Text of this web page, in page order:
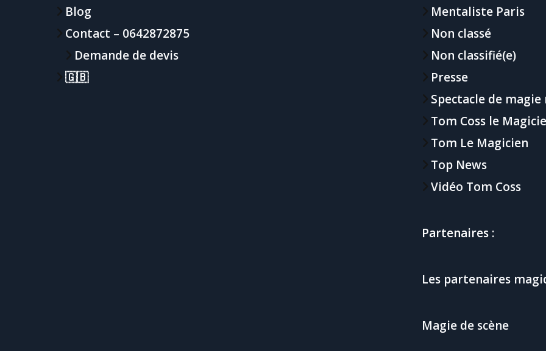
Blog
Contact – 0642872875
Demande de devis
🇬🇧
Mentaliste Paris
Non classé
Non classifié(e)
Presse
Spectacle de
Tom Coss le
Tom Le Magicien
Top News
Vidéo Tom Coss
Partenaires :
Les partenaires
Magie de scène